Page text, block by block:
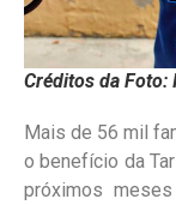
Créditos da Foto:
Mais de 56 mil
o benefício da
próximos